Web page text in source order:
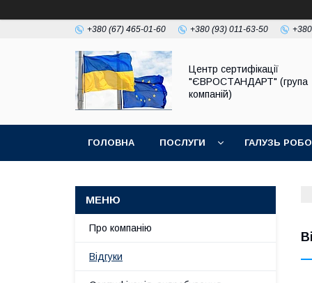
+380 (67) 465-01-60 +380 (93) 011-63-50
Центр сертифікації
"ЄВРОСТАНДАРТ" (група
компаній)
ГОЛОВНА ПОСЛУГИ ГАЛУЗЬ
Про компанію
Відгуки